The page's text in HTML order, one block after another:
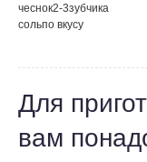
чеснок2-3зубчика
сольпо вкусу
Для
вам